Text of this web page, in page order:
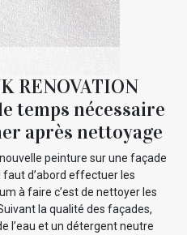
RENOVATION
temps nécessaire
après nettoyage
peinture sur une façade
d’abord effectuer les
à faire c’est de nettoyer les
la qualité des façades,
l’eau et un détergent neutre